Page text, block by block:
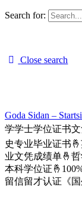
Search for:
Close search
Goda Sidan –
学学士学位证书
史专业毕业证书
业文凭成绩单🤞
本科学位证
留信留才认证《